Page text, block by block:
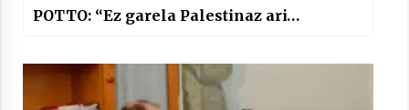
POTTO: “Ez garela Palestinaz ari…